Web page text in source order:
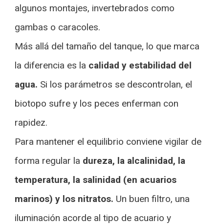
algunos montajes, invertebrados como
gambas o caracoles.
Más allá del tamaño del tanque, lo que marca
la diferencia es la calidad y estabilidad del
agua. Si los parámetros se descontrolan, el
biotopo sufre y los peces enferman con
rapidez.
Para mantener el equilibrio conviene vigilar de
forma regular la dureza, la alcalinidad, la
temperatura, la salinidad (en acuarios
marinos) y los nitratos. Un buen filtro, una
iluminación acorde al tipo de acuario y